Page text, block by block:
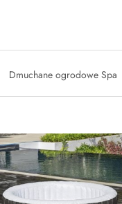
Dmuchane ogrodowe Spa